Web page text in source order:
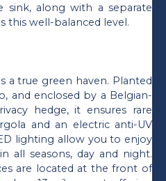
along with a separate
this well-balanced level.
a true green haven. Planted
and enclosed by a Belgian-
hedge, it ensures rare
and an electric anti-UV
lighting allow you to enjoy
all seasons, day and night.
are located at the front of